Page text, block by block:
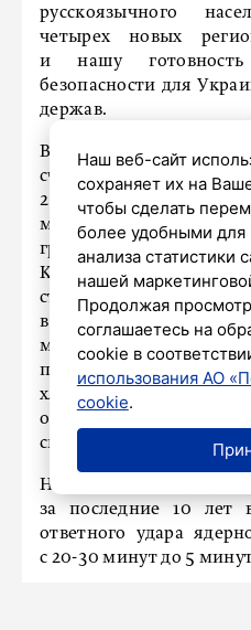
русскоязычного
четырех новых
и нашу готовность
безопасности для
держав.
В медийном поле
считать 50 дней от
2 сентября, к 80-
мировой войны. 3
грандиозный парад
Китая» – с
стран БРИКС – ШОС.
в поле зрения. И в
мысль: «Китай
партнерство с
хладнокровие и не
образом сократить
снизить угрозу от
Напоследок
за последние 10 лет
ответного удара
с 20-30 минут до 5
Наш веб-сайт
сохраняет их на
чтобы сделать
более удобными для
анализа статистики
нашей
Продолжая
соглашаетесь на
cookie в
использования АО
cookie.